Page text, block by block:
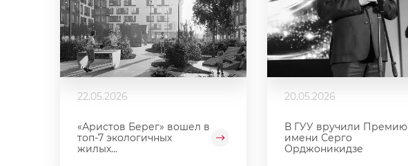
22.05.2026
«Аристов Берег» вошел в
топ-7 экологичных
жилых...
20.05.2026
В ГУУ вручили Премию
имени Серго
Орджоникидзе